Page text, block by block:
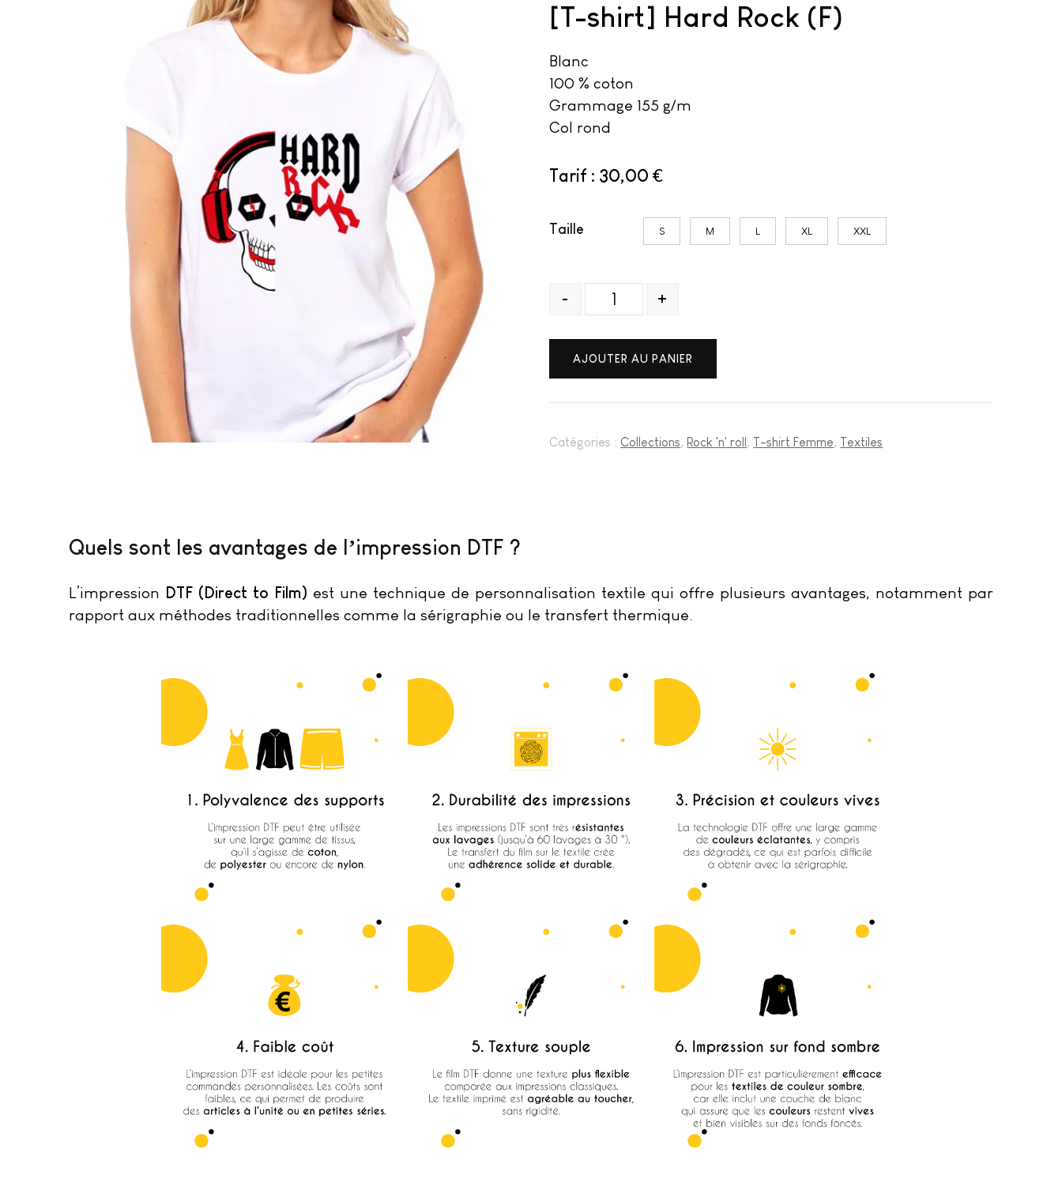
[T-shirt] Hard Rock (F)
Blanc
100 % coton
Grammage 155 g/m²
Col rond
30,00€
Taille S M L XL XXL
- +
AJOUTER AU PANIER
Catégories : Collections, Rock 'n' roll, T-shirt Femme, Textiles
Quels sont les avantages de l’impression DTF ?
L’impression DTF (Direct to Film) est une technique de personnalisation textile qui offre plusieurs avantages, notamment par
rapport aux méthodes traditionnelles comme la sérigraphie ou le transfert thermique.